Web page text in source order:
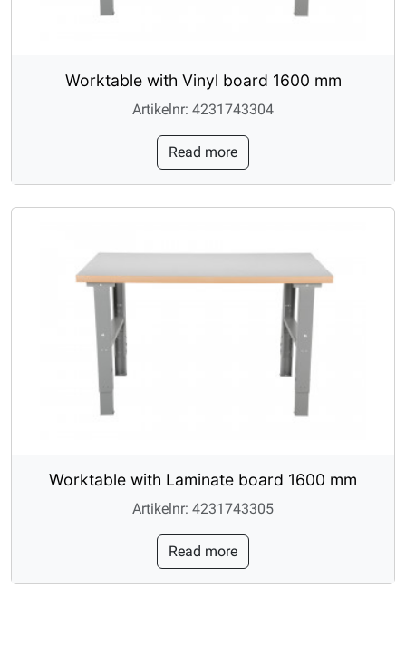
Worktable with Vinyl board 1600 mm
Artikelnr: 4231743304
Read more
Worktable with Laminate board 1600 mm
Artikelnr: 4231743305
Read more